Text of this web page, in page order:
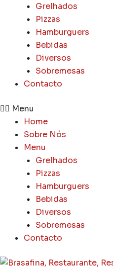
Grelhados
Pizzas
Hamburguers
Bebidas
Diversos
Sobremesas
Contacto
Menu
Home
Sobre Nós
Menu
Grelhados
Pizzas
Hamburguers
Bebidas
Diversos
Sobremesas
Contacto